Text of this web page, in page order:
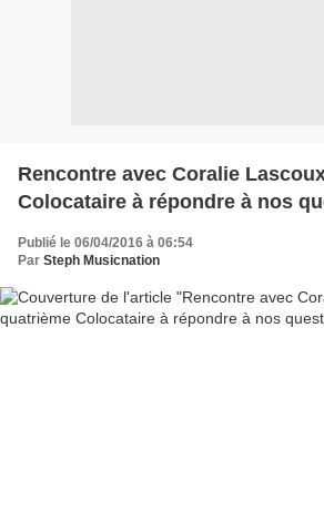
Rencontre avec Coralie
Colocataire à répondre à nos
Publié le 06/04/2016 à 06:54
Par Steph Musicnation